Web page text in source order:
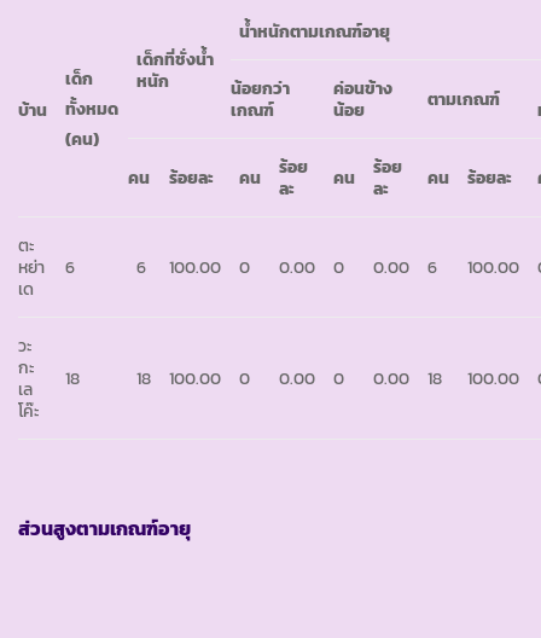
บ้าน
เด็ก
ทั้งหมด
(คน)
เด็กที่ชั่งน้ำ
หนัก
น้ำหนักตามเกณฑ์อายุ
น้อยกว่า
เกณฑ์
ค่อนข้าง
น้อย
ตามเกณฑ์
คน ร้อยละ คน
ร้อย
ละ
คน
ร้อย
ละ
คน ร้อยละ
ตะ
หย่า
เด
6 6 100.00 0 0.00 0 0.00 6 100.00
วะ
กะ
เล
โค๊ะ
18 18 100.00 0 0.00 0 0.00 18 100.00
ส่วนสูงตามเกณฑ์อายุ